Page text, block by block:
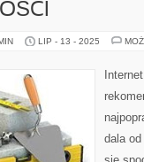
LIP - 13 - 2025
dala